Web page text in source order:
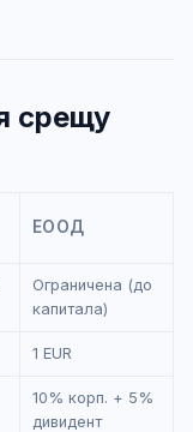
срещу
ЕООД
Ограничена (до
капитала)
1 EUR
10% корп. + 5%
дивидент